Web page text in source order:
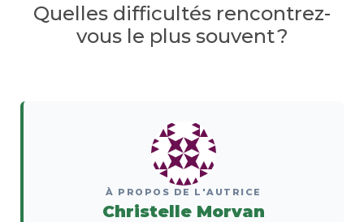
Quelles difficultés rencontrez-
vous le plus souvent ?
À PROPOS DE L'AUTRICE
Christelle Morvan